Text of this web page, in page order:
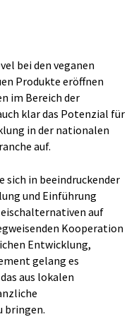
bei den veganen
Produkte eröffnen
im Bereich der
klar das Potenzial für
in der nationalen
auf.
sich in beeindruckender
und Einführung
auf
Kooperation
Entwicklung,
gelang es
aus lokalen
bringen.